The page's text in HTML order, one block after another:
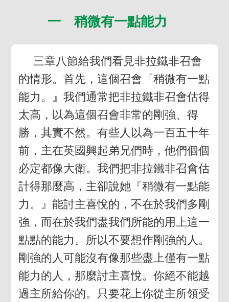
一 稍微有一點能力
三章八節給我們看見非拉鐵非召會
的情形。首先，這個召會『稍微有一點
能力。』我們通常把非拉鐵非召會估得
太高，以為這個召會非常的剛強、得
勝，其實不然。有些人以為一百五十年
前，主在英國興起弟兄們時，他們個個
必定都像大衛。我們把非拉鐵非召會估
計得那麼高，主卻說她『稍微有一點能
力。』能討主喜悅的，不在於我們多剛
強，而在於我們盡我們所能的用上這一
點點的能力。所以不要想作剛強的人。
剛強的人可能沒有像那些盡上僅有一點
能力的人，那麼討主喜悅。你絕不能越
過主所給你的。只要花上你從主所領受